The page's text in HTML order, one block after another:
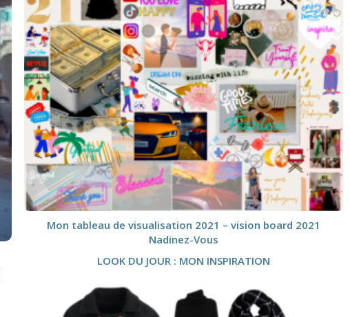
Mon tableau de visualisation 2021 – vision board 2021
Nadinez-Vous
LOOK DU JOUR : MON INSPIRATION